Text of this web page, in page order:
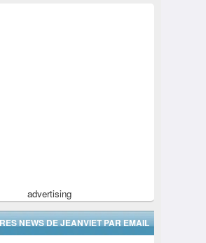
advertising
NEWS DE JEANVIET PAR EMAIL